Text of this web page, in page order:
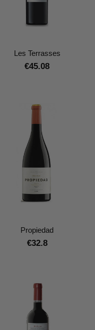
Les Terrasses
€45.08
Propiedad
€32.8